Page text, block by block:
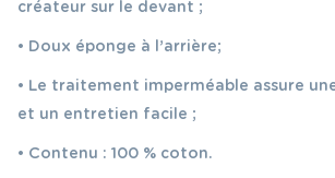
créateur sur le devant ;
• Doux éponge à l’arrière;
• Le traitement imperméable assure
et un entretien facile ;
• Contenu : 100 % coton.